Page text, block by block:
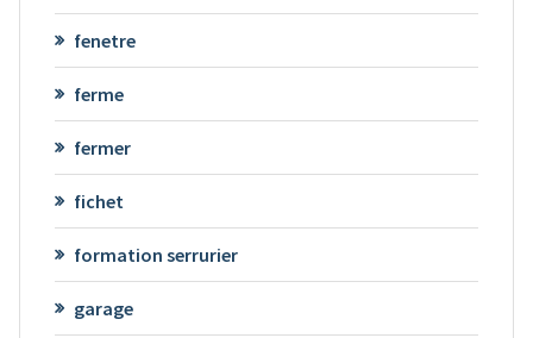
fenetre
ferme
fermer
fichet
formation serrurier
garage